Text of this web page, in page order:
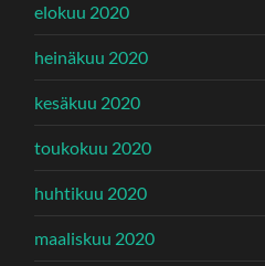
elokuu 2020
heinäkuu 2020
kesäkuu 2020
toukokuu 2020
huhtikuu 2020
maaliskuu 2020